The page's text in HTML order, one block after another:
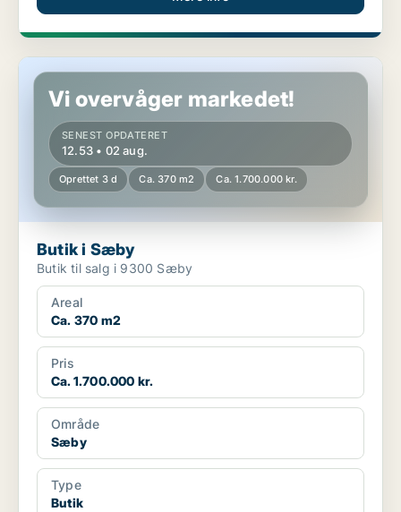
Butik i Sæby
Vi overvåger markedet!
SENEST OPDATERET
12.53 • 02 aug.
Oprettet 3 d Ca. 370 m2 Ca. 1.700.000 kr.
Butik i Sæby
Butik til salg i 9300 Sæby
Areal
Ca. 370 m2
Pris
Ca. 1.700.000 kr.
Område
Sæby
Type
Butik